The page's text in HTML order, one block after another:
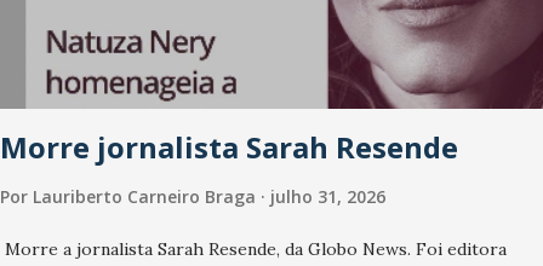
Morre jornalista Sarah Resende
Por Lauriberto Carneiro Braga julho 31, 2026
Morre a jornalista Sarah Resende, da Globo News. Foi editora